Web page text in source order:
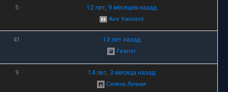
5 12 лет, 9 месяцев назад
Aire Vaiolent
41 13 лет назад
Feanor
9 14 лет, 3 месяца назад
Селена Лунная